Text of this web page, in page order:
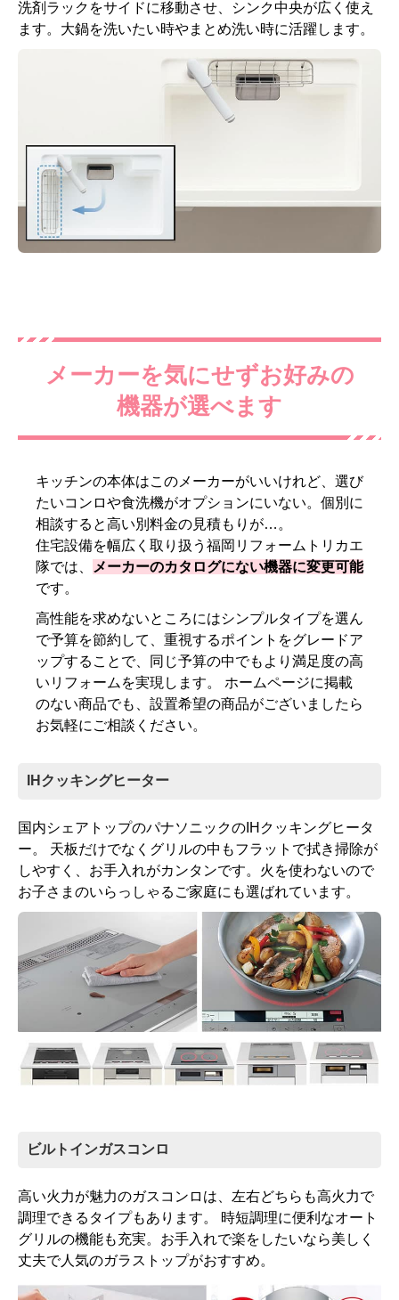
洗剤ラックをサイドに移動させ、シンク中央が広く使え
ます。大鍋を洗いたい時やまとめ洗い時に活躍します。
メーカーを気にせずお好みの
機器が選べます
キッチンの本体はこのメーカーがいいけれど、選び
たいコンロや食洗機がオプションにいない。個別に
相談すると高い別料金の見積もりが…。
住宅設備を幅広く取り扱う福岡リフォームトリカエ
隊では、
メーカーのカタログにない機器に変更可能
です。
高性能を求めないところにはシンプルタイプを選ん
で予算を節約して、重視するポイントをグレードア
ップすることで、同じ予算の中でもより満足度の高
いリフォームを実現します。 ホームページに掲載
のない商品でも、設置希望の商品がございましたら
お気軽にご相談ください。
IHクッキングヒーター
国内シェアトップのパナソニックのIHクッキングヒータ
ー。 天板だけでなくグリルの中もフラットで拭き掃除が
しやすく、お手入れがカンタンです。火を使わないので
お子さまのいらっしゃるご家庭にも選ばれています。
ビルトインガスコンロ
高い火力が魅力のガスコンロは、左右どちらも高火力で
調理できるタイプもあります。 時短調理に便利なオート
グリルの機能も充実。お手入れで楽をしたいなら美しく
丈夫で人気のガラストップがおすすめ。